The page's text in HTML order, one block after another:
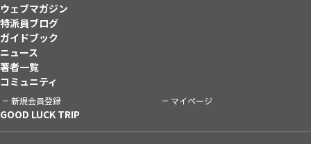
ウェブマガジン
特派員ブログ
ガイドブック
ニュース
著者一覧
コミュニティ
新規会員登録 マイページ
GOOD LUCK TRIP